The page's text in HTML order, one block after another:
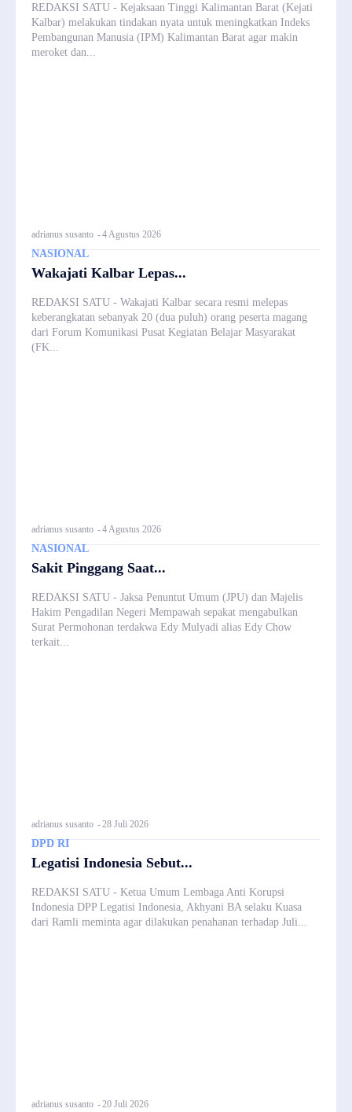
REDAKSI SATU - Kejaksaan Tinggi Kalimantan Barat (Kejati
Kalbar) melakukan tindakan nyata untuk meningkatkan Indeks
Pembangunan Manusia (IPM) Kalimantan Barat agar makin
meroket dan...
adrianus susanto -4 Agustus 2026
NASIONAL
Wakajati Kalbar Lepas...
REDAKSI SATU - Wakajati Kalbar secara resmi melepas
keberangkatan sebanyak 20 (dua puluh) orang peserta magang
dari Forum Komunikasi Pusat Kegiatan Belajar Masyarakat
(FK...
adrianus susanto -4 Agustus 2026
NASIONAL
Sakit Pinggang Saat...
REDAKSI SATU - Jaksa Penuntut Umum (JPU) dan Majelis
Hakim Pengadilan Negeri Mempawah sepakat mengabulkan
Surat Permohonan terdakwa Edy Mulyadi alias Edy Chow
terkait...
adrianus susanto - 28 Juli 2026
DPD RI
Legatisi Indonesia Sebut...
REDAKSI SATU - Ketua Umum Lembaga Anti Korupsi
Indonesia DPP Legatisi Indonesia, Akhyani BA selaku Kuasa
dari Ramli meminta agar dilakukan penahanan terhadap Juli...
adrianus susanto - 20 Juli 2026